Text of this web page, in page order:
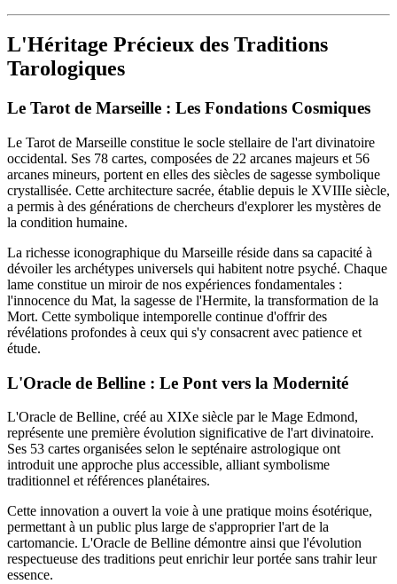
L'Héritage Précieux des Traditions
Tarologiques
Le Tarot de Marseille : Les Fondations Cosmiques
Le Tarot de Marseille constitue le socle stellaire de l'art divinatoire
occidental. Ses 78 cartes, composées de 22 arcanes majeurs et 56
arcanes mineurs, portent en elles des siècles de sagesse symbolique
crystallisée. Cette architecture sacrée, établie depuis le XVIIIe siècle,
a permis à des générations de chercheurs d'explorer les mystères de
la condition humaine.
La richesse iconographique du Marseille réside dans sa capacité à
dévoiler les archétypes universels qui habitent notre psyché. Chaque
lame constitue un miroir de nos expériences fondamentales :
l'innocence du Mat, la sagesse de l'Hermite, la transformation de la
Mort. Cette symbolique intemporelle continue d'offrir des
révélations profondes à ceux qui s'y consacrent avec patience et
étude.
L'Oracle de Belline : Le Pont vers la Modernité
L'Oracle de Belline, créé au XIXe siècle par le Mage Edmond,
représente une première évolution significative de l'art divinatoire.
Ses 53 cartes organisées selon le septénaire astrologique ont
introduit une approche plus accessible, alliant symbolisme
traditionnel et références planétaires.
Cette innovation a ouvert la voie à une pratique moins ésotérique,
permettant à un public plus large de s'approprier l'art de la
cartomancie. L'Oracle de Belline démontre ainsi que l'évolution
respectueuse des traditions peut enrichir leur portée sans trahir leur
essence.